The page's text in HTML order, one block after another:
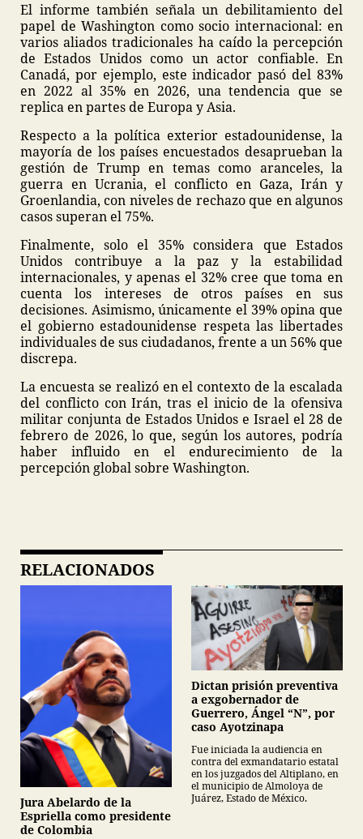
El informe también señala un debilitamiento del
papel de Washington como socio internacional: en
varios aliados tradicionales ha caído la percepción
de Estados Unidos como un actor confiable. En
Canadá, por ejemplo, este indicador pasó del 83%
en 2022 al 35% en 2026, una tendencia que se
replica en partes de Europa y Asia.
Respecto a la política exterior estadounidense, la
mayoría de los países encuestados desaprueban la
gestión de Trump en temas como aranceles, la
guerra en Ucrania, el conflicto en Gaza, Irán y
Groenlandia, con niveles de rechazo que en algunos
casos superan el 75%.
Finalmente, solo el 35% considera que Estados
Unidos contribuye a la paz y la estabilidad
internacionales, y apenas el 32% cree que toma en
cuenta los intereses de otros países en sus
decisiones. Asimismo, únicamente el 39% opina que
el gobierno estadounidense respeta las libertades
individuales de sus ciudadanos, frente a un 56% que
discrepa.
La encuesta se realizó en el contexto de la escalada
del conflicto con Irán, tras el inicio de la ofensiva
militar conjunta de Estados Unidos e Israel el 28 de
febrero de 2026, lo que, según los autores, podría
haber influido en el endurecimiento de la
percepción global sobre Washington.
RELACIONADOS
Jura Abelardo de la
Espriella como presidente
de Colombia
Dictan prisión preventiva
a exgobernador de
Guerrero, Ángel “N”, por
caso Ayotzinapa
Fue iniciada la audiencia en
contra del exmandatario estatal
en los juzgados del Altiplano, en
el municipio de Almoloya de
Juárez, Estado de México.